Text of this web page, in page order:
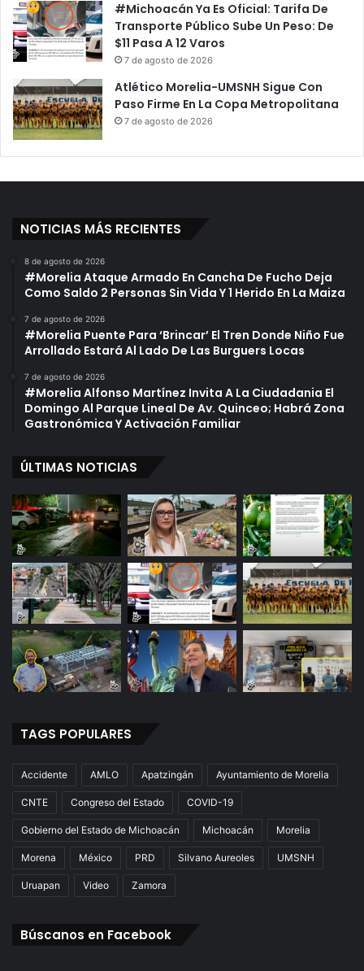
#Michoacán Ya Es Oficial: Tarifa De
Transporte Público Sube Un Peso: De
$11 Pasa A 12 Varos
7 de agosto de 2026
Atlético Morelia-UMSNH Sigue Con
Paso Firme En La Copa Metropolitana
7 de agosto de 2026
NOTICIAS MÁS RECIENTES
8 de agosto de 2026
#Morelia Ataque Armado En Cancha De Fucho Deja
Como Saldo 2 Personas Sin Vida Y 1 Herido En La Maiza
7 de agosto de 2026
#Morelia Puente Para ‘Brincar’ El Tren Donde Niño Fue
Arrollado Estará Al Lado De Las Burguers Locas
7 de agosto de 2026
#Morelia Alfonso Martínez Invita A La Ciudadania El
Domingo Al Parque Lineal De Av. Quinceo; Habrá Zona
Gastronómica Y Activación Familiar
ÚLTIMAS NOTICIAS
TAGS POPULARES
Accidente AMLO Apatzingán Ayuntamiento de Morelia
CNTE Congreso del Estado COVID-19
Gobierno del Estado de Michoacán Michoacán Morelia
Morena México PRD Silvano Aureoles UMSNH
Uruapan Video Zamora
Búscanos en Facebook